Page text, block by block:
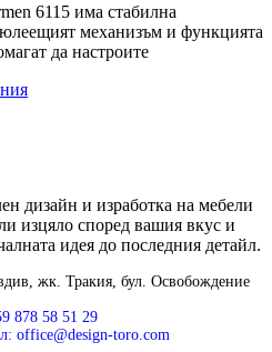
6115 има стабилна
механизъм и функцията
да настроите
дизайн и изработка на мебели
изцяло според вашия вкус и
идея до последния детайл.
жк. Тракия, бул. Освобождение
878 58 51 29
office@design-toro.com